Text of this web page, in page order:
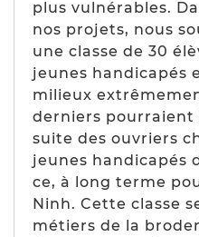
plus vulnérables.
nos projets, nous
une classe de 30
jeunes handicapés
milieux
derniers pourraient
suite des ouvriers
jeunes handicapés
ce, à long terme
Ninh. Cette classe
métiers de la